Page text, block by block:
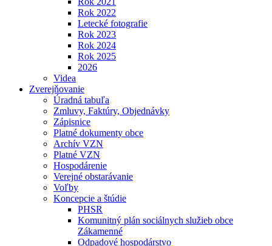
Rok 2022
Letecké fotografie
Rok 2023
Rok 2024
Rok 2025
2026
Videa
Zverejňovanie
Úradná tabuľa
Zmluvy, Faktúry, Objednávky
Zápisnice
Platné dokumenty obce
Archív VZN
Platné VZN
Hospodárenie
Verejné obstarávanie
Voľby
Koncepcie a štúdie
PHSR
Komunitný plán sociálnych služieb obce
Zákamenné
Odpadové hospodárstvo